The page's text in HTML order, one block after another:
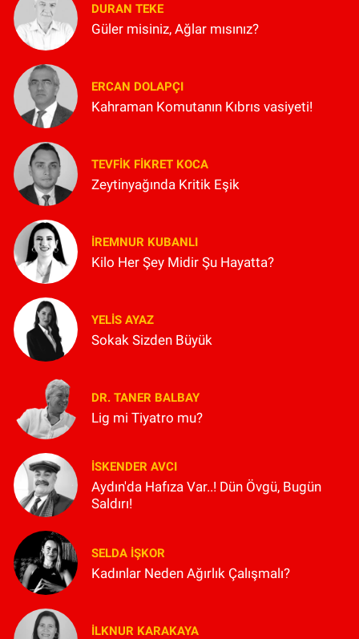
DURAN TEKE
Güler misiniz, Ağlar mısınız?
ERCAN DOLAPÇI
Kahraman Komutanın Kıbrıs vasiyeti!
TEVFIK FIKRET KOCA
Zeytinyağında Kritik Eşik
İREMNUR KUBANLI
Kilo Her Şey Midir Şu Hayatta?
YELIS AYAZ
Sokak Sizden Büyük
DR. TANER BALBAY
Lig mi Tiyatro mu?
İSKENDER AVCI
Aydın'da Hafıza Var..! Dün Övgü, Bugün
Saldırı!
SELDA İŞKOR
Kadınlar Neden Ağırlık Çalışmalı?
İLKNUR KARAKAYA